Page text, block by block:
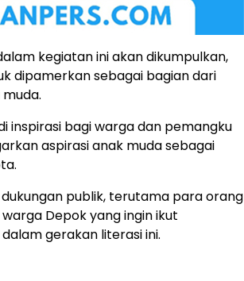
kegiatan ini akan dikumpulkan,
dipamerkan sebagai bagian dari
inspirasi bagi warga dan pemangku
aspirasi anak muda sebagai
publik, terutama para orang
Depok yang ingin ikut
gerakan literasi ini.